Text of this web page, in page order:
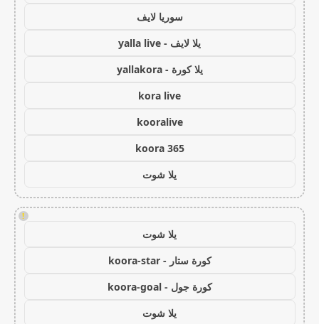
سوريا لايف
يلا لايف - yalla live
يلا كورة - yallakora
kora live
kooralive
koora 365
يلا شوت
!
يلا شوت
كورة ستار - koora-star
كورة جول - koora-goal
يلا شوت